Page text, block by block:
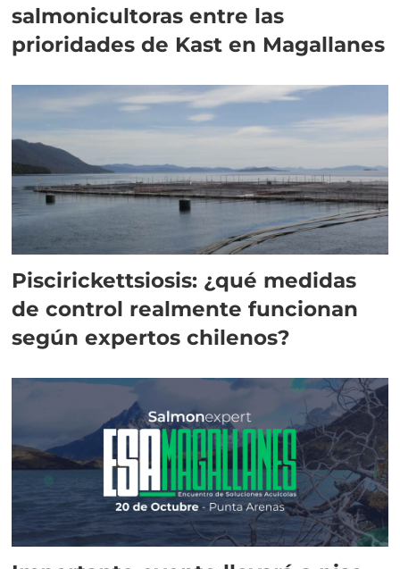
salmonicultoras entre las
prioridades de Kast en Magallanes
Piscirickettsiosis: ¿qué medidas
de control realmente funcionan
según expertos chilenos?